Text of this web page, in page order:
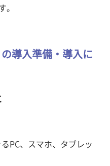
。
導入準備・導入に
PC、スマホ、タブレッ